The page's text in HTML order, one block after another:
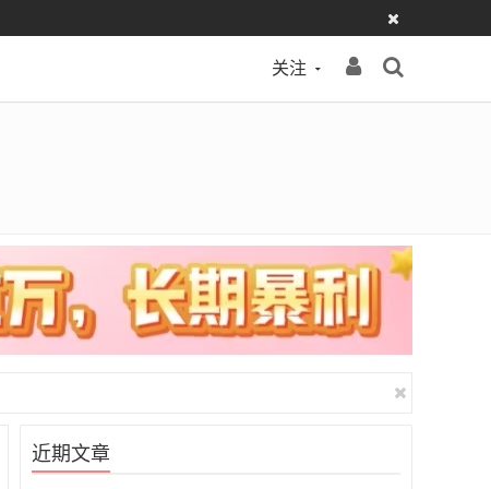
关注
近期文章